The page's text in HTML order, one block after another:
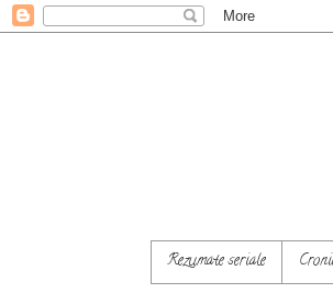
Rezumate seriale